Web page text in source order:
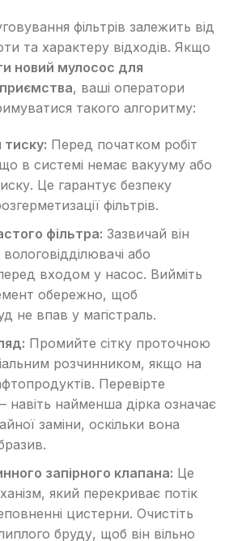
фільтрів залежить від
та характеру відходів. Якщо
новий мулосос для
, ваші оператори
такого алгоритму:
Перед початком робіт
в системі немає вакууму або
Це гарантує безпеку
фільтрів.
фільтра: Зазвичай він
або
входом у насос. Вийміть
обережно, щоб
не впав у магістраль.
Промийте сітку проточною
розчинником, якщо на
Перевірте
— навіть найменша дірка означає
заміни, оскільки вона
запірного клапана: Це
який перекриває потік
цистерни. Очистіть
бруду, щоб він вільно